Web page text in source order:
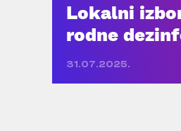
Lokalni
rodne
31.07.2025.